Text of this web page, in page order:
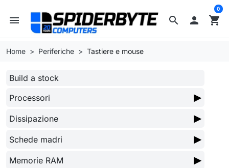
search
menu  shopping_cart
0
Home Periferiche Tastiere e mouse
Build a stock
Processori
▶
Dissipazione ▶
Schede madri ▶
Memorie RAM ▶